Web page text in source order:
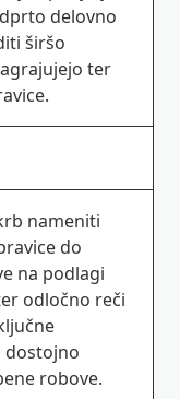
delovno
širšo
ter
nameniti
do
na podlagi
odločno reči
dostojno
robove.